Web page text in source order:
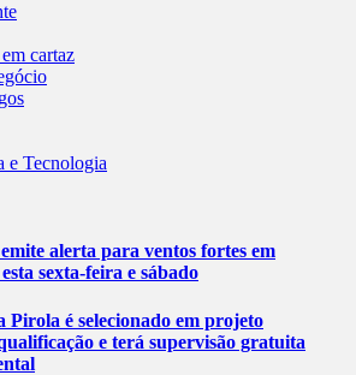
cartaz
e Tecnologia
alerta para ventos fortes em
sexta-feira e sábado
é selecionado em projeto
e terá supervisão gratuita